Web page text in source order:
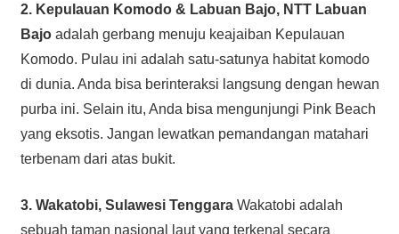
2. Kepulauan Komodo & Labuan Bajo, NTT Labuan
Bajoadalah gerbang menuju keajaiban Kepulauan
Komodo. Pulau ini adalah satu-satunya habitat komodo
di dunia. Anda bisa berinteraksi langsung dengan hewan
purba ini. Selain itu, Anda bisa mengunjungi Pink Beach
yang eksotis. Jangan lewatkan pemandangan matahari
terbenam dari atas bukit.
3. Wakatobi, Sulawesi TenggaraWakatobi adalah
sebuah taman nasional laut yang terkenal secara